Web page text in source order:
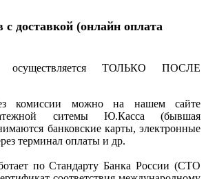
с доставкой (онлайн оплата
осуществляется ТОЛЬКО ПОСЛЕ
комиссии можно на нашем сайте
ситемы Ю.Касса
(бывшая
банковские карты, электронные
терминал оплаты и др.
по Стандарту Банка России (СТО